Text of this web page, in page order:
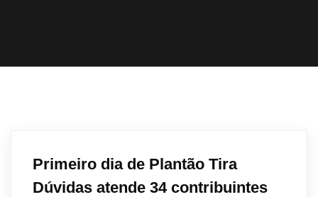
Primeiro dia de Plantão Tira
Dúvidas atende 34 contribuintes